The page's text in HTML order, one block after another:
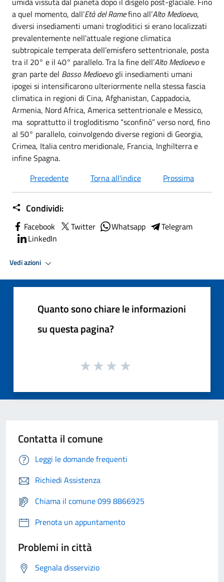
a quel momento, dall’Età del Ramefino all’Alto Medioevo,
diversi insediamenti umani trogloditici si erano localizzati
prevalentemente nell’attuale regione climatica
subtropicale temperata dell’emisfero settentrionale, posta
tra il 20° e il 40° parallelo. Tra la fine dell’Alto Medioevoe
gran parte del Basso Medioevogli insediamenti umani
ipogei si intensificarono ulteriormente nella stessa fascia
climatica in regioni di Cina, Afghanistan, Cappadocia,
Armenia, Nord Africa, America settentrionale e Messico,
ma soprattutto il trogloditismo “sconfinò” verso nord, fino
al 50° parallelo, coinvolgendo diverse regioni di Georgia,
Crimea, Italia centro meridionale, Francia, Inghilterra e
infine Spagna.
Precedente
Torna all'indice Prossima
Condividi:
Facebook Twitter Whatsapp
Telegram
LinkedIn
Vedi azioni
Quanto sono chiare le informazioni
su questa pagina?
Contatta il comune
Leggi le domande frequenti
Richiedi Assistenza
Chiama il comune 099 8866925
Prenota un appuntamento
Problemi in città
Segnala disservizio